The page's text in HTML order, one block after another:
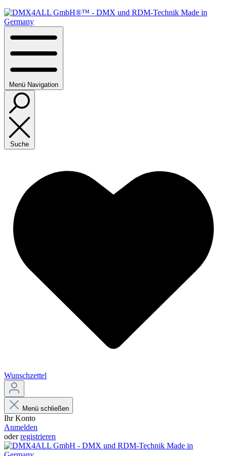
Menü Navigation
Suche
Wunschzettel
Menü schließen
Ihr Konto
Anmelden
oderregistrieren